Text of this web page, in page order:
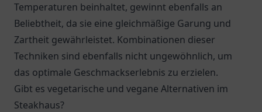
Temperaturen beinhaltet, gewinnt ebenfalls an
Beliebtheit, da sie eine gleichmäßige Garung und
Zartheit gewährleistet. Kombinationen dieser
Techniken sind ebenfalls nicht ungewöhnlich, um
das optimale Geschmackserlebnis zu erzielen.
Gibt es vegetarische und vegane Alternativen im
Steakhaus?